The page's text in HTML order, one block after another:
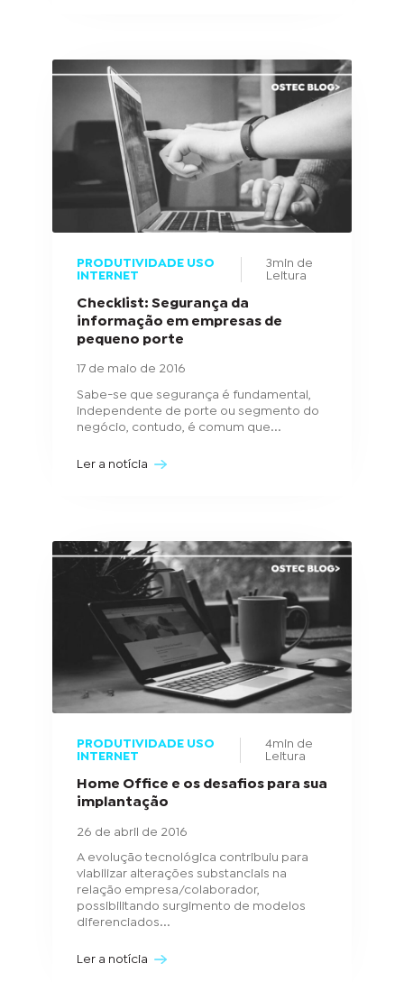
PRODUTIVIDADE USO
INTERNET
3min de
Leitura
Checklist: Segurança da
informação em empresas de
pequeno porte
17 de maio de 2016
Sabe-se que segurança é fundamental,
independente de porte ou segmento do
negócio, contudo, é comum que...
Ler a notícia
PRODUTIVIDADE USO
INTERNET
4min de
Leitura
Home Office e os desafios para sua
implantação
26 de abril de 2016
A evolução tecnológica contribuiu para
viabilizar alterações substanciais na
relação empresa/colaborador,
possibilitando surgimento de modelos
diferenciados...
Ler a notícia